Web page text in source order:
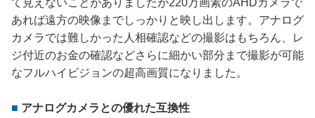
あれば遠方の映像までしっかりと映し出します。アナログ
カメラでは難しかった人相確認などの撮影はもちろん、レ
ジ付近のお金の確認などさらに細かい部分まで撮影が可能
なフルハイビジョンの超高画質になりました。
アナログカメラとの優れた互換性